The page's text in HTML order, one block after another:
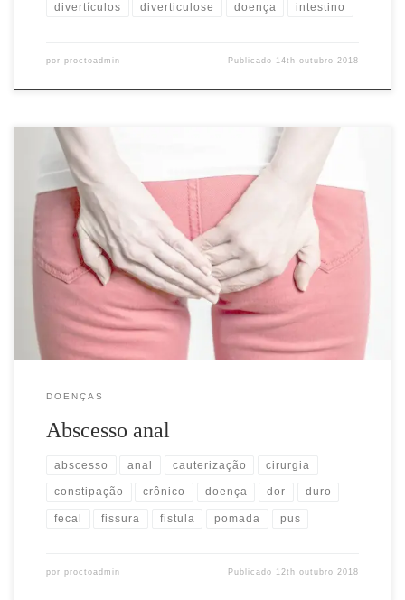
divertículos diverticulose doença intestino
por proctoadmin Publicado 14th outubro 2018
O abscesso anal é uma cavidade em que se forma secreção
purulenta (pus) na região anal ou vizinhança. Em geral, é causado
pela infecção de pequenas glândulas existentes no canal anal.
Alguns abscessos podem também ser originados de uma fissura
infectada, que consiste em uma ferida linear no canal anal, […]
DOENÇAS
Abscesso anal
abscesso anal cauterização cirurgia
constipação crônico doença dor duro
fecal fissura fistula pomada pus
por proctoadmin Publicado 12th outubro 2018